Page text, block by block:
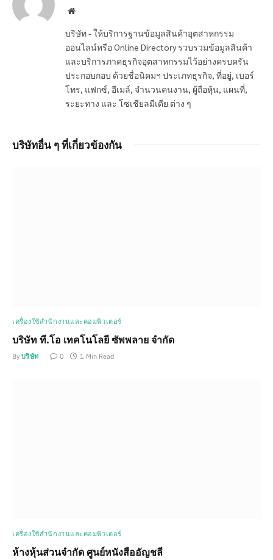
Website
บริษัท - ให้บริการฐานข้อมูลสินค้าอุตสาหกรรม
ออนไลน์หรือ Online Directory รวบรวมข้อมูลสินค้า
และบริการภาคธุรกิจอุตสาหกรรมไว้อย่างครบครัน
ประกอบกอบ ด้วยชื่อนิคมฯ ประเภทธุรกิจ, ที่อยู่, เบอร์
โทร, แฟกซ์, อีเมล์, จำนวนคนงาน, ผู้ถือหุ้น, แผนที่,
ระยะทาง และ โซเชียลมีเดีย ต่าง ๆ
บริษัทอื่น ๆ ที่เกี่ยวข้องกัน
เครื่องใช้สำนักงานและคอมพิวเตอร์
บริษัท ที.โอ เทคโนโลยี ซัพพลาย จำกัด
By บริษัท 0 1 Min Read
เครื่องใช้สำนักงานและคอมพิวเตอร์
ห้างหุ้นส่วนจำกัด ศูนย์หนังสืออัญชลี